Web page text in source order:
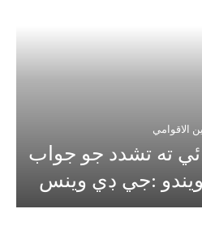
الاقوامي
ته تشدد جو جواب
:جي ڊي وينس